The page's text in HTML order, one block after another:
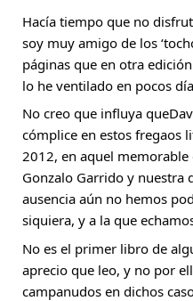
Hacía tiempo que no
soy muy amigo de los
páginas que en otra
lo he ventilado en pocos
No creo que influya que
cómplice en estos fregaos
2012, en aquel
Gonzalo Garrido y nuestra
ausencia aún no hemos
siquiera, y a la que
No es el primer libro de
aprecio que leo, y no por
campanudos en dichos